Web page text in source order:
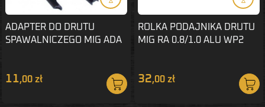
ADAPTER DO DRUTU
SPAWALNICZEGO MIG ADA
11,00 zł
ROLKA PODAJNIKA DRUTU
MIG RA 0.8/1.0 ALU WP2
32,00 zł